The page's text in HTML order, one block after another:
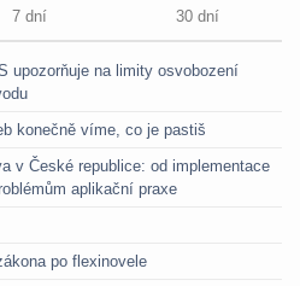
7 dní 30 dní
upozorňuje na limity osvobození
konečně víme, co je pastiš
v České republice: od implementace
aplikační praxe
po flexinovele